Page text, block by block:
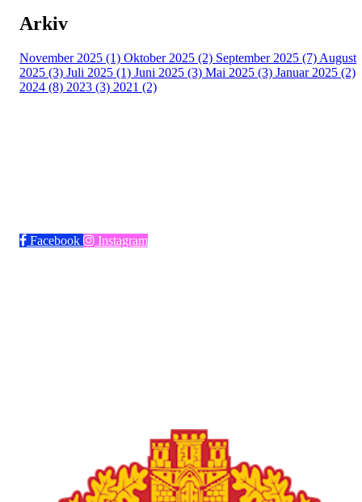
Arkiv
November 2025 (1) Oktober 2025 (2) September 2025 (7) August
2025 (3) Juli 2025 (1) Juni 2025 (3) Mai 2025 (3) Januar 2025 (2)
2024 (8) 2023 (3) 2021 (2)
Facebook Instagram